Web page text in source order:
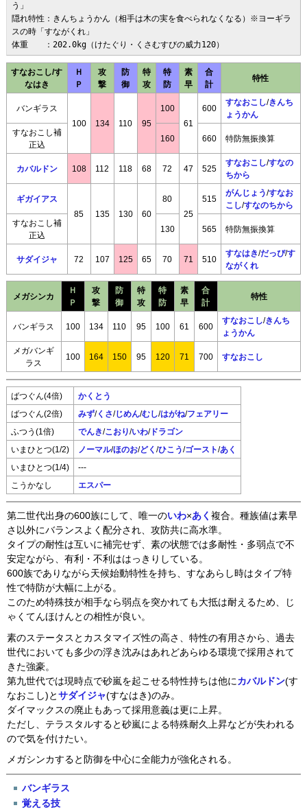
う」
隠れ特性：きんちょうかん（相手は木の実を食べられなくなる）※ヨーギラ
スの時「すながくれ」
体重　　：202.0kg（けたぐり・くさむすびの威力120）
すなおこし/す
なはき
Ｈ
Ｐ
攻
撃
防
御
特
攻
特
防
素
早
合
計
特性
バンギラス
100
134 110 95
100
61
600
すなおこし/きんち
ょうかん
すなおこし補
正込
160 660 特防無振換算
カバルドン 108 112 118 68 72 47 525
すなおこし/すなの
ちから
ギガイアス
85
135 130 60
80
25
515
がんじょう/すなお
こし/すなのちから
すなおこし補
正込
130 565 特防無振換算
サダイジャ 72 107 125 65 70 71 510
すなはき/だっぴ/す
ながくれ
メガシンカ
Ｈ
Ｐ
攻
撃
防
御
特
攻
特
防
素
早
合
計
特性
バンギラス 100 134 110 95 100 61 600
すなおこし/きんち
ょうかん
メガバンギ
ラス
100 164 150 95 120 71 700 すなおこし
ばつぐん(4倍) かくとう
ばつぐん(2倍) みず/くさ/じめん/むし/はがね/フェアリー
ふつう(1倍) でんき/こおり/いわ/ドラゴン
いまひとつ(1/2) ノーマル/ほのお/どく /ひこう/ゴースト/あく
いまひとつ(1/4) ---
こうかなし エスパー
第二世代出身の600族にして、唯一のいわ×あく複合。種族値は素早
さ以外にバランスよく配分され、攻防共に高水準。
タイプの耐性は互いに補完せず、素の状態では多耐性・多弱点で不
安定ながら、有利・不利ははっきりしている。
600族でありながら天候始動特性を持ち、すなあらし時はタイプ特
性で特防が大幅に上がる。
このため特殊技が相手なら弱点を突かれても大抵は耐えるため、じ
ゃくてんほけんとの相性が良い。
素のステータスとカスタマイズ性の高さ、特性の有用さから、過去
世代においても多少の浮き沈みはあれどあらゆる環境で採用されて
きた強豪。
第九世代では現時点で砂嵐を起こせる特性持ちは他に カバルドン(す
なおこし)とサダイジャ(すなはき)のみ。
ダイマックスの廃止もあって採用意義は更に上昇。
ただし、テラスタルすると砂嵐による特殊耐久上昇などが失われる
ので気を付けたい。
メガシンカすると防御を中心に全能力が強化される。
バンギラス
覚える技